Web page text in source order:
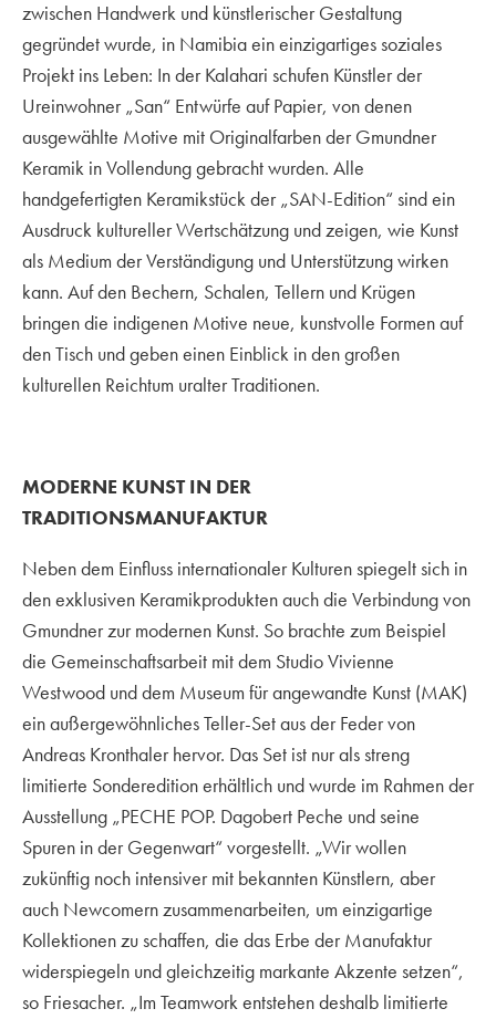
zwischen Handwerk und künstlerischer Gestaltung
gegründet wurde, in Namibia ein einzigartiges soziales
Projekt ins Leben: In der Kalahari schufen Künstler der
Ureinwohner „San“ Entwürfe auf Papier, von denen
ausgewählte Motive mit Originalfarben der Gmundner
Keramik in Vollendung gebracht wurden. Alle
handgefertigten Keramikstück der „SAN-Edition“ sind ein
Ausdruck kultureller Wertschätzung und zeigen, wie Kunst
als Medium der Verständigung und Unterstützung wirken
kann. Auf den Bechern, Schalen, Tellern und Krügen
bringen die indigenen Motive neue, kunstvolle Formen auf
den Tisch und geben einen Einblick in den großen
kulturellen Reichtum uralter Traditionen.
MODERNE KUNST IN DER
TRADITIONSMANUFAKTUR
Neben dem Einfluss internationaler Kulturen spiegelt sich in
den exklusiven Keramikprodukten auch die Verbindung von
Gmundner zur modernen Kunst. So brachte zum Beispiel
die Gemeinschaftsarbeit mit dem Studio Vivienne
Westwood und dem Museum für angewandte Kunst (MAK)
ein außergewöhnliches Teller-Set aus der Feder von
Andreas Kronthaler hervor. Das Set ist nur als streng
limitierte Sonderedition erhältlich und wurde im Rahmen der
Ausstellung „PECHE POP. Dagobert Peche und seine
Spuren in der Gegenwart“ vorgestellt. „Wir wollen
zukünftig noch intensiver mit bekannten Künstlern, aber
auch Newcomern zusammenarbeiten, um einzigartige
Kollektionen zu schaffen, die das Erbe der Manufaktur
widerspiegeln und gleichzeitig markante Akzente setzen“,
so Friesacher. „Im Teamwork entstehen deshalb limitierte